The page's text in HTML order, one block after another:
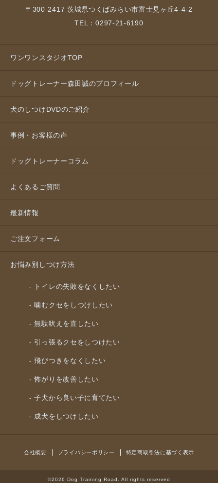
〒300-2417 茨城県つくばみらい市富士見ヶ丘4-4-2
TEL：0297-21-6190
ワンワンスタジオTOP
ドッグトレーナー森田誠のプロフィール
犬のしつけDVDのご紹介
事例・お客様の声
ドッグトレーナーコラム
よくあるご質問
最新情報
ご注文フォーム
お悩み別しつけ方法
トイレの失敗をなくしたい
噛むクセをしつけしたい
無駄吠えを直したい
引っ張るクセをしつけたい
飛びつきをなくしたい
怖がりを改善したい
子犬から良い子に育てたい
成犬をしつけしたい
会社概要 プライバシーポリシー 特定商取引法に基づく表示
©2026 Dog Training Road. All rights reserved